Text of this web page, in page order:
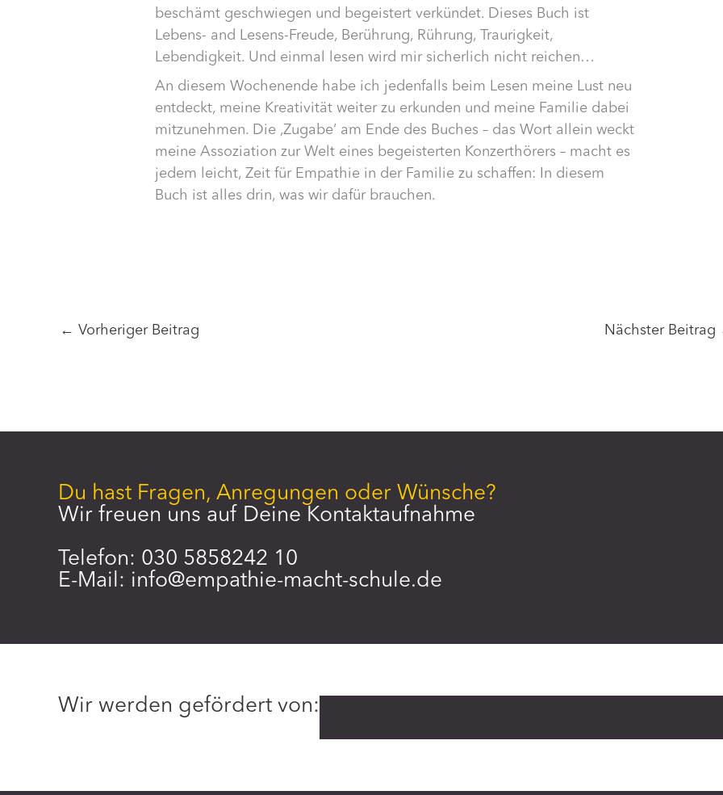
beschämt geschwiegen und begeistert verkündet. Dieses Buch ist
Lebens- and Lesens-Freude, Berührung, Rührung, Traurigkeit,
Lebendigkeit. Und einmal lesen wird mir sicherlich nicht reichen…
An diesem Wochenende habe ich jedenfalls beim Lesen meine Lust neu
entdeckt, meine Kreativität weiter zu erkunden und meine Familie dabei
mitzunehmen. Die ‚Zugabe‘ am Ende des Buches – das Wort allein weckt
meine Assoziation zur Welt eines begeisterten Konzerthörers – macht es
jedem leicht, Zeit für Empathie in der Familie zu schaffen: In diesem
Buch ist alles drin, was wir dafür brauchen.
← Vorheriger Beitrag Nächster Beitrag
Du hast Fragen, Anregungen oder Wünsche?
Wir freuen uns auf Deine Kontaktaufnahme
Telefon: 030 5858242 10
E-Mail: info@empathie-macht-schule.de
Wir werden gefördert von: